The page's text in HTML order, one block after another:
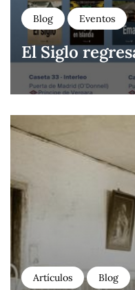
Blog Eventos
El Siglo
Artículos Blog